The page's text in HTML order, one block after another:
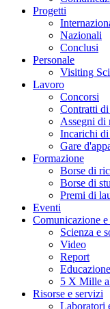
Progetti
Nazionali
Conclusi
Personale
Visiting
Lavoro
Concorsi
Contratti di
Assegni di
Incarichi
Gare
Formazione
Borse di
Borse di
Premi di
Eventi
Comunicazione e
Scienza e
Video
Report
5 X Mille
Risorse e servizi
Laboratori